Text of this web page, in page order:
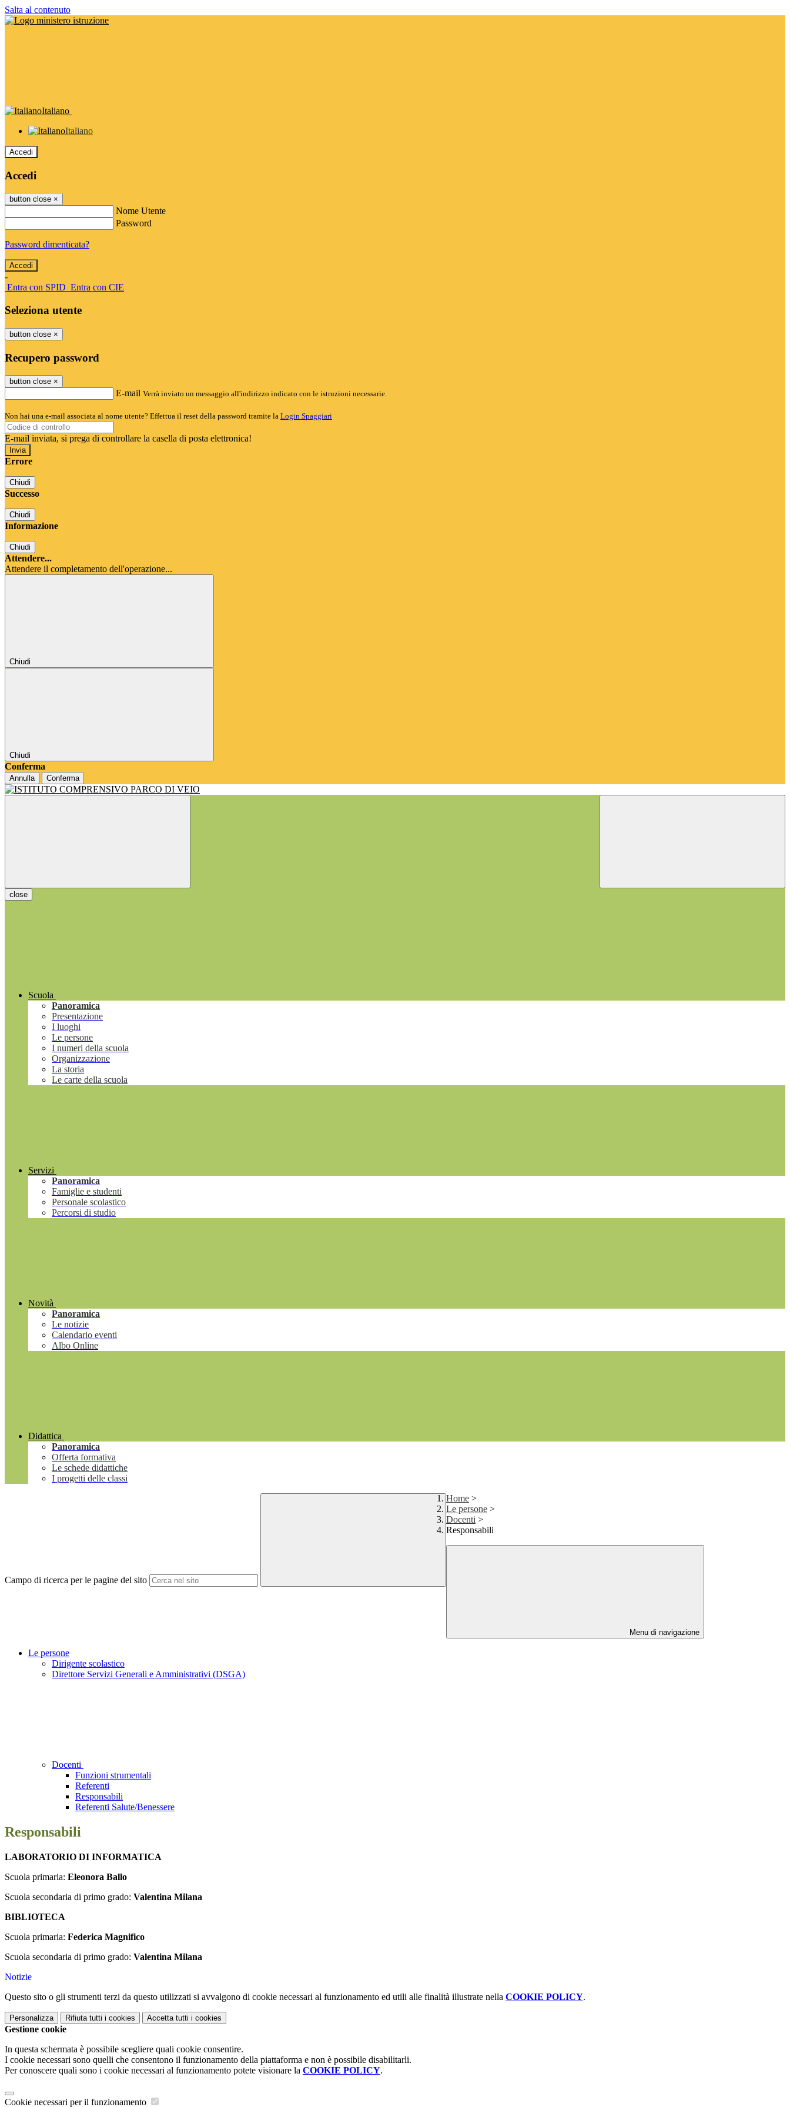
Salta al contenuto
Italiano
Italiano
Accedi
Accedi
button close ×
Nome Utente
Password
Password dimenticata?
-
Entra con SPID Entra con CIE
Seleziona utente
button close ×
Recupero password
button close ×
E-mail Verrà inviato un messaggio all'indirizzo indicato con le istruzioni necessarie.
Non hai una e-mail associata al nome utente? Effettua il reset della password tramite la Login Spaggiari
E-mail inviata, si prega di controllare la casella di posta elettronica!
Errore
Chiudi
Successo
Chiudi
Informazione
Chiudi
Attendere...
Attendere il completamento dell'operazione...
Chiudi
Chiudi
Conferma
Annulla Conferma
close
Scuola
Panoramica
Presentazione
I luoghi
Le persone
I numeri della scuola
Organizzazione
La storia
Le carte della scuola
Servizi
Panoramica
Famiglie e studenti
Personale scolastico
Percorsi di studio
Novità
Panoramica
Le notizie
Calendario eventi
Albo Online
Didattica
Panoramica
Offerta formativa
Le schede didattiche
I progetti delle classi
Campo di ricerca per le pagine del sito
Home >
Le persone >
Docenti >
Responsabili
Menu di navigazione
Le persone
Dirigente scolastico
Direttore Servizi Generali e Amministrativi (DSGA)
Docenti
Funzioni strumentali
Referenti
Responsabili
Referenti Salute/Benessere
Responsabili
LABORATORIO DI INFORMATICA
Scuola primaria: Eleonora Ballo
Scuola secondaria di primo grado: Valentina Milana
BIBLIOTECA
Scuola primaria: Federica Magnifico
Scuola secondaria di primo grado: Valentina Milana
Notizie
Questo sito o gli strumenti terzi da questo utilizzati si avvalgono di cookie necessari al funzionamento ed utili alle finalità illustrate nella COOKIE POLICY.
Personalizza Rifiuta tutti i cookies Accetta tutti i cookies
Gestione cookie
In questa schermata è possibile scegliere quali cookie consentire.
I cookie necessari sono quelli che consentono il funzionamento della piattaforma e non è possibile disabilitarli.
Per conoscere quali sono i cookie necessari al funzionamento potete visionare la COOKIE POLICY.
Cookie necessari per il funzionamento